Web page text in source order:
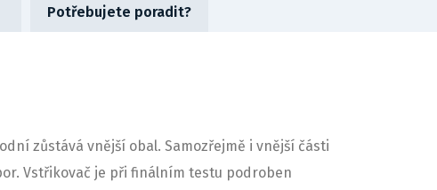
Potřebujete poradit?
zůstává vnější obal. Samozřejmě i vnější části
Vstřikovač je při finálním testu podroben